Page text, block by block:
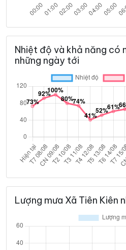
Nhiệt độ và khả năng có
những ngày tới
Lượng mưa Xã Tiên Kiên